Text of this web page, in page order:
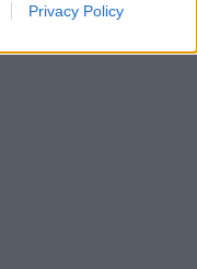
Privacy Policy